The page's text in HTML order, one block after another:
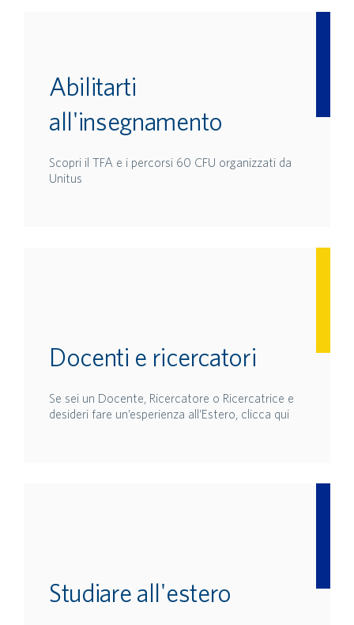
Abilitarti
all'insegnamento
Scopri il TFA e i percorsi 60 CFU organizzati da
Unitus
Docenti e ricercatori
Se sei un Docente, Ricercatore o Ricercatrice e
desideri fare un’esperienza all’Estero, clicca qui
Studiare all'estero